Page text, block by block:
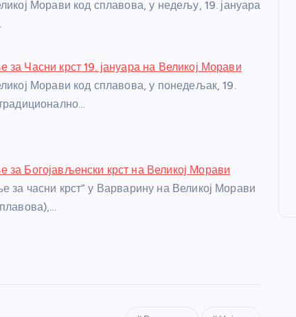
Морави код сплавова, у недељу, 19. јануара
Часни крст 19. јануара на Великој Морави
Морави код сплавова, у понедељак, 19.
Богојављенски крст на Великој Морави
за часни крст” у Варварину на Великој Морави